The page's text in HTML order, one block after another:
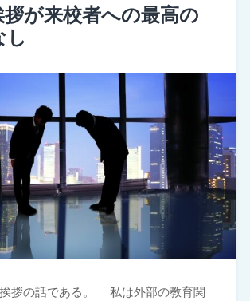
が来校者への最高の
し
拶の話である。 私は外部の教育関